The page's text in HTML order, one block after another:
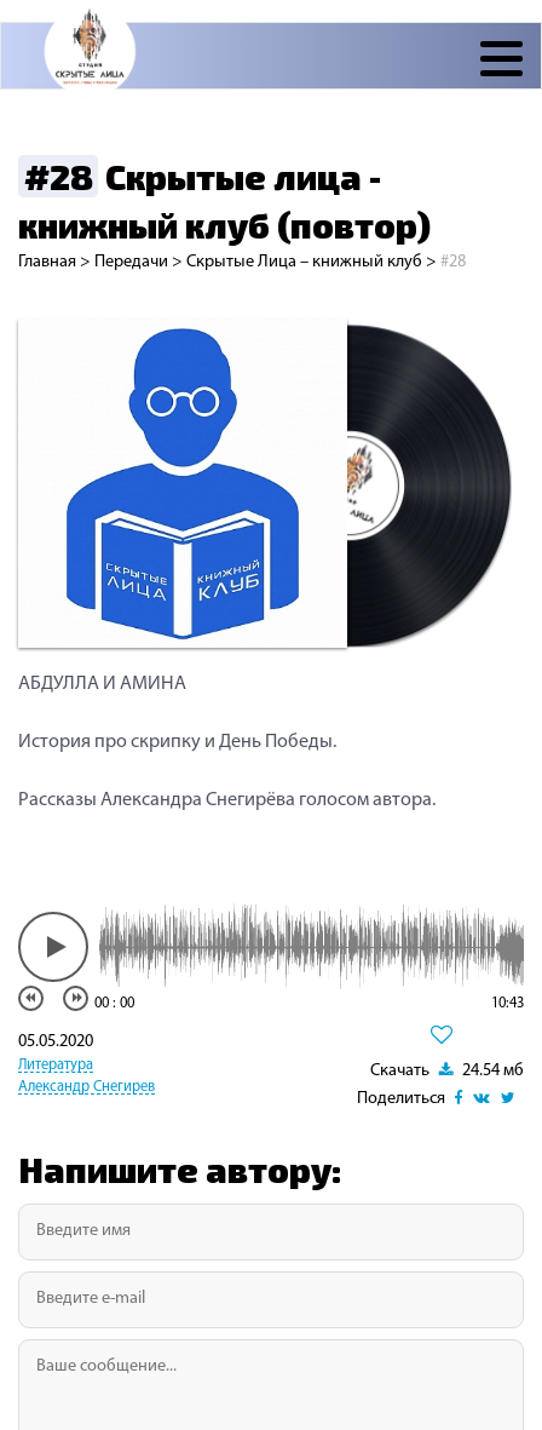
#28 Скрытые лица -
книжный клуб (повтор)
Главная > Передачи > Скрытые Лица – книжный клуб > #28
АБДУЛЛА И АМИНА
История про скрипку и День Победы.
Рассказы Александра Снегирёва голосом автора.
00 : 00 10:43
Скачать
24.54 мб
Поделиться
05.05.2020
Литература
Александр Снегирев
Напишите автору: